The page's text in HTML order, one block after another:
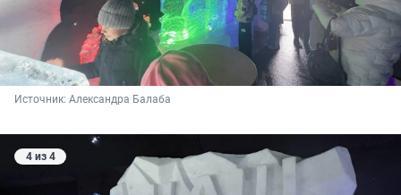
Источник: Александра Балаба
4 из 4